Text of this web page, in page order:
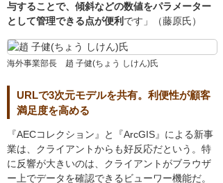
海外事業部長 趙 子健(ちょう しけん)氏
与することで、傾斜などの数値をパラメーター
として管理できる点が便利 です」（藤原氏）
URLで3次元モデルを共有。利便性が顧客
満足度を高める
『AECコレクション』と『ArcGIS』による新事
業は、クライアントからも好反応だという。特
に反響が大きいのは、クライアントがブラウザ
ー上でデータを確認できるビューワー機能だ。